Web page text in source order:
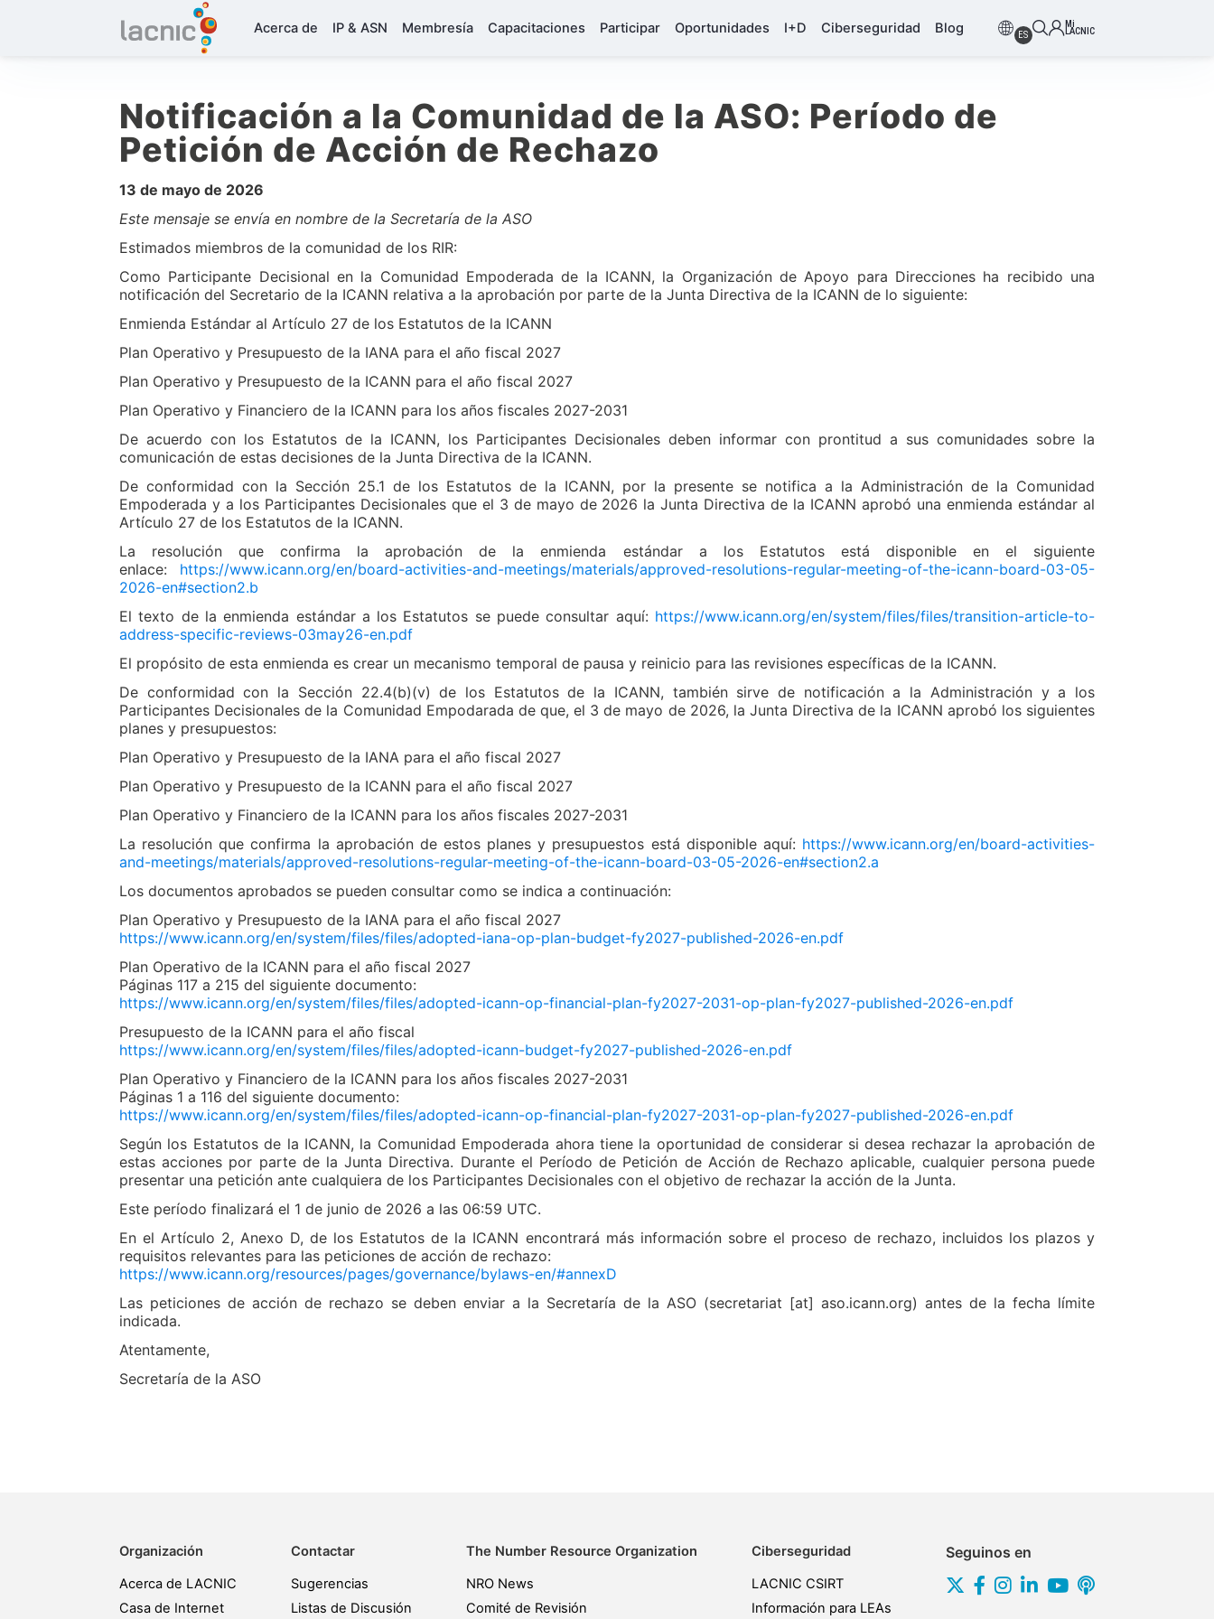
Acerca de IP & ASN Membresía Capacitaciones Participar Oportunidades I+D Ciberseguridad Blog ES
Mi
LACNIC
Notificación a la Comunidad de la ASO: Período de
Petición de Acción de Rechazo
13 de mayo de 2026
Este mensaje se envía en nombre de la Secretaría de la ASO
Estimados miembros de la comunidad de los RIR:
Como Participante Decisional en la Comunidad Empoderada de la ICANN, la Organización de Apoyo para Direcciones ha recibido una
notificación del Secretario de la ICANN relativa a la aprobación por parte de la Junta Directiva de la ICANN de lo siguiente:
Enmienda Estándar al Artículo 27 de los Estatutos de la ICANN
Plan Operativo y Presupuesto de la IANA para el año fiscal 2027
Plan Operativo y Presupuesto de la ICANN para el año fiscal 2027
Plan Operativo y Financiero de la ICANN para los años fiscales 2027-2031
De acuerdo con los Estatutos de la ICANN, los Participantes Decisionales deben informar con prontitud a sus comunidades sobre la
comunicación de estas decisiones de la Junta Directiva de la ICANN.
De conformidad con la Sección 25.1 de los Estatutos de la ICANN, por la presente se notifica a la Administración de la Comunidad
Empoderada y a los Participantes Decisionales que el 3 de mayo de 2026 la Junta Directiva de la ICANN aprobó una enmienda estándar al
Artículo 27 de los Estatutos de la ICANN.
La resolución que confirma la aprobación de la enmienda estándar a los Estatutos está disponible en el siguiente
enlace: https://www.icann.org/en/board-activities-and-meetings/materials/approved-resolutions-regular-meeting-of-the-icann-board-03-05-
2026-en#section2.b
El texto de la enmienda estándar a los Estatutos se puede consultar aquí: https://www.icann.org/en/system/files/files/transition-article-to-
address-specific-reviews-03may26-en.pdf
El propósito de esta enmienda es crear un mecanismo temporal de pausa y reinicio para las revisiones específicas de la ICANN.
De conformidad con la Sección 22.4(b)(v) de los Estatutos de la ICANN, también sirve de notificación a la Administración y a los
Participantes Decisionales de la Comunidad Empodarada de que, el 3 de mayo de 2026, la Junta Directiva de la ICANN aprobó los siguientes
planes y presupuestos:
Plan Operativo y Presupuesto de la IANA para el año fiscal 2027
Plan Operativo y Presupuesto de la ICANN para el año fiscal 2027
Plan Operativo y Financiero de la ICANN para los años fiscales 2027-2031
La resolución que confirma la aprobación de estos planes y presupuestos está disponible aquí: https://www.icann.org/en/board-activities-
and-meetings/materials/approved-resolutions-regular-meeting-of-the-icann-board-03-05-2026-en#section2.a
Los documentos aprobados se pueden consultar como se indica a continuación:
Plan Operativo y Presupuesto de la IANA para el año fiscal 2027
https://www.icann.org/en/system/files/files/adopted-iana-op-plan-budget-fy2027-published-2026-en.pdf
Plan Operativo de la ICANN para el año fiscal 2027
Páginas 117 a 215 del siguiente documento:
https://www.icann.org/en/system/files/files/adopted-icann-op-financial-plan-fy2027-2031-op-plan-fy2027-published-2026-en.pdf
Presupuesto de la ICANN para el año fiscal
https://www.icann.org/en/system/files/files/adopted-icann-budget-fy2027-published-2026-en.pdf
Plan Operativo y Financiero de la ICANN para los años fiscales 2027-2031
Páginas 1 a 116 del siguiente documento:
https://www.icann.org/en/system/files/files/adopted-icann-op-financial-plan-fy2027-2031-op-plan-fy2027-published-2026-en.pdf
Según los Estatutos de la ICANN, la Comunidad Empoderada ahora tiene la oportunidad de considerar si desea rechazar la aprobación de
estas acciones por parte de la Junta Directiva. Durante el Período de Petición de Acción de Rechazo aplicable, cualquier persona puede
presentar una petición ante cualquiera de los Participantes Decisionales con el objetivo de rechazar la acción de la Junta.
Este período finalizará el 1 de junio de 2026 a las 06:59 UTC.
En el Artículo 2, Anexo D, de los Estatutos de la ICANN encontrará más información sobre el proceso de rechazo, incluidos los plazos y
requisitos relevantes para las peticiones de acción de rechazo:
https://www.icann.org/resources/pages/governance/bylaws-en/#annexD
Las peticiones de acción de rechazo se deben enviar a la Secretaría de la ASO (secretariat [at] aso.icann.org) antes de la fecha límite
indicada.
Atentamente,
Secretaría de la ASO
Organización
Acerca de LACNIC
Casa de Internet
Contactar
Sugerencias
Listas de Discusión
The Number Resource Organization
NRO News
Comité de Revisión
Ciberseguridad
LACNIC CSIRT
Información para LEAs
Seguinos en